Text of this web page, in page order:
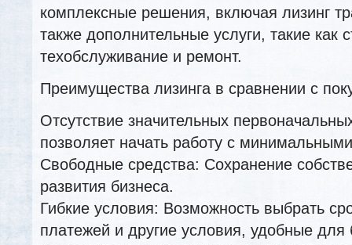
комплексные решения, включая лизинг
также дополнительные услуги, такие как
техобслуживание и ремонт.
Преимущества лизинга в сравнении с
Отсутствие значительных
позволяет начать работу с
Свободные средства: Сохранение
развития бизнеса.
Гибкие условия: Возможность выбрать
платежей и другие условия, удобные для